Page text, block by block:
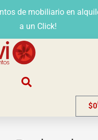
de mobiliario en
a un Click!
$0